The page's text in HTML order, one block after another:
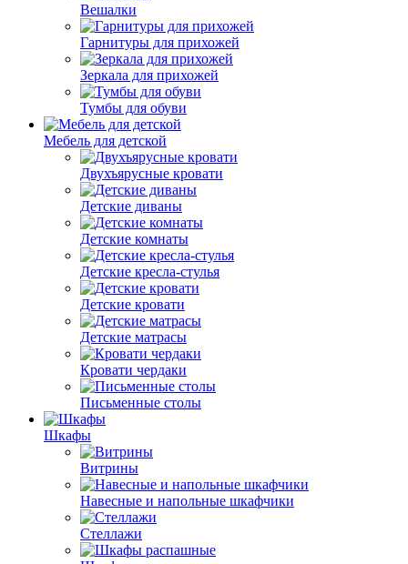
Вешалки
Гарнитуры для прихожей
Зеркала для прихожей
Тумбы для обуви
Мебель для детской
Двухъярусные кровати
Детские диваны
Детские комнаты
Детские кресла-стулья
Детские кровати
Детские матрасы
Кровати чердаки
Письменные столы
Шкафы
Витрины
Навесные и напольные шкафчики
Стеллажи